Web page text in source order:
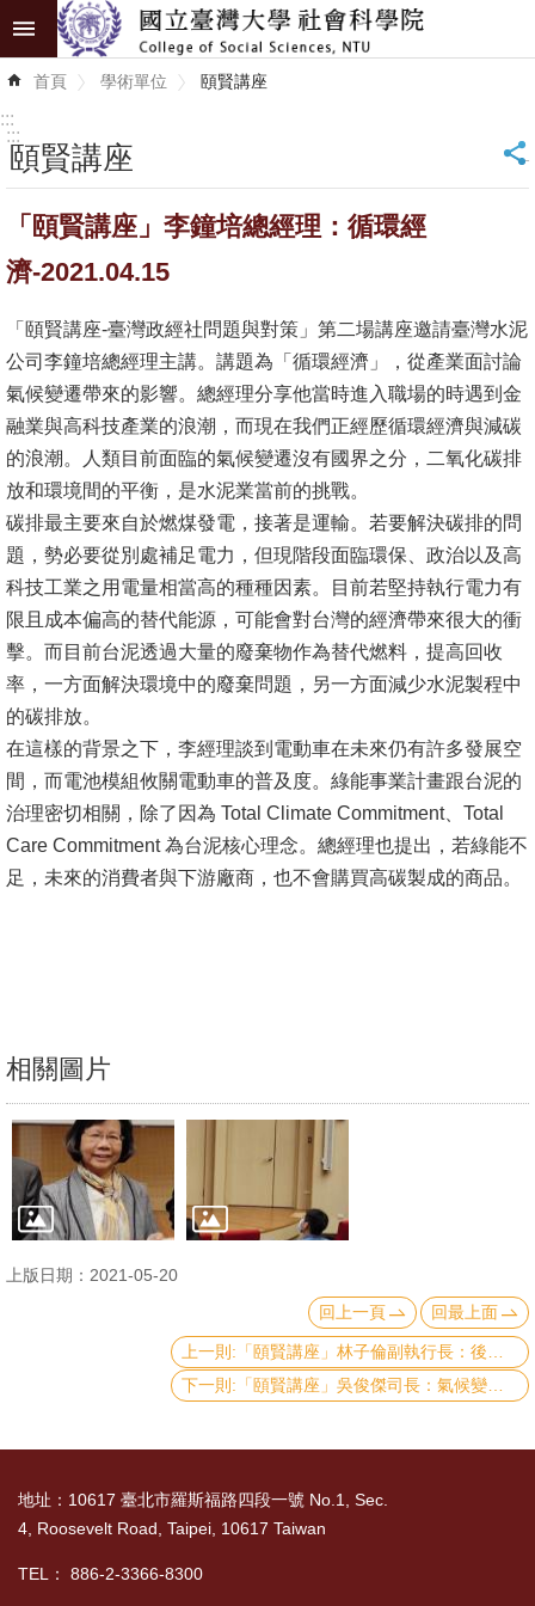
跳到主要內容區塊
進
階
識
學
學
研
究
消
息
公
告
國
際
化
高
教
及
件
心
輔
&
學
資
源
與
首頁 學術單位 頤賢講座
:::
:::
頤賢講座 _
「頤賢講座」李鐘培總經理：循環經
濟-2021.04.15
「頤賢講座-臺灣政經社問題與對策」第二場講座邀請臺灣水泥
公司李鐘培總經理主講。講題為「循環經濟」，從產業面討論
氣候變遷帶來的影響。總經理分享他當時進入職場的時遇到金
融業與高科技產業的浪潮，而現在我們正經歷循環經濟與減碳
的浪潮。人類目前面臨的氣候變遷沒有國界之分，二氧化碳排
放和環境間的平衡，是水泥業當前的挑戰。
碳排最主要來自於燃煤發電，接著是運輸。若要解決碳排的問
題，勢必要從別處補足電力，但現階段面臨環保、政治以及高
科技工業之用電量相當高的種種因素。目前若堅持執行電力有
限且成本偏高的替代能源，可能會對台灣的經濟帶來很大的衝
擊。而目前台泥透過大量的廢棄物作為替代燃料，提高回收
率，一方面解決環境中的廢棄問題，另一方面減少水泥製程中
的碳排放。
在這樣的背景之下，李經理談到電動車在未來仍有許多發展空
間，而電池模組攸關電動車的普及度。綠能事業計畫跟台泥的
治理密切相關，除了因為 Total Climate Commitment、Total
Care Commitment 為台泥核心理念。總經理也提出，若綠能不
足，未來的消費者與下游廠商，也不會購買高碳製成的商品。
相關圖片
上版日期：2021-05-20
回上一頁
回最上面
上一則:「頤賢講座」林子倫副執行長：後疫情時代全球氣候政治與能源轉型新趨勢-2021.04.29
下一則:「頤賢講座」吳俊傑司長：氣候變遷科學-關鍵報告-2021.04.08
地址：10617 臺北市羅斯福路四段一號 No.1, Sec.
4, Roosevelt Road, Taipei, 10617 Taiwan
TEL： 886-2-3366-8300